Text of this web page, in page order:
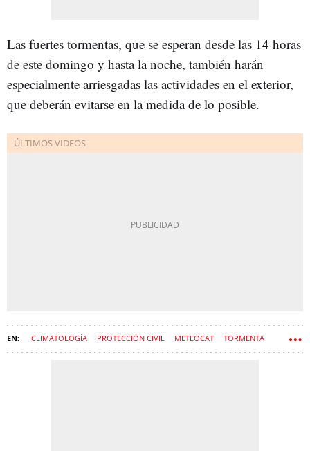
Las fuertes tormentas, que se esperan desde las 14 horas
de este domingo y hasta la noche, también harán
especialmente arriesgadas las actividades en el exterior,
que deberán evitarse en la medida de lo posible.
CLIMATOLOGÍA PROTECCIÓN CIVIL METEOCAT TORMENTA